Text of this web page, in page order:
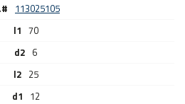
113025105
l1 70
d2 6
l2 25
d1 12